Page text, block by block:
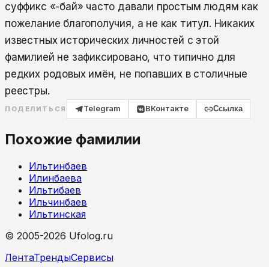
суффикс «-бай» часто давали простым людям как
пожелание благополучия, а не как титул. Никаких
известных исторических личностей с этой
фамилией не зафиксировано, что типично для
редких родовых имён, не попавших в столичные
реестры.
ПОДЕЛИТЬСЯ Telegram ВКонтакте Ссылка
Похожие фамилии
Ильтинбаев
Илинбаева
Ильтибаев
Ильчинбаев
Ильтинская
© 2005-2026 Ufolog.ru
ЛентаТрендыСервисы